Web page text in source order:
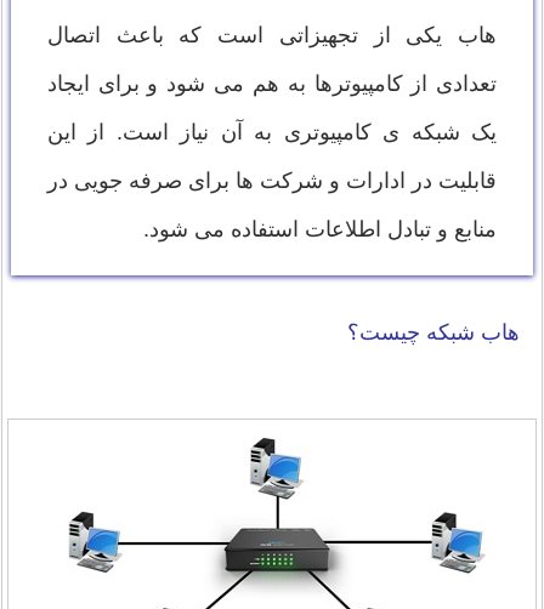
هاب یکی از تجهیزاتی است که باعث اتصال
تعدادی از کامپیوترها به هم می شود و برای ایجاد
یک شبکه ی کامپیوتری به آن نیاز است. از این
قابلیت در ادارات و شرکت ها برای صرفه جویی در
منابع و تبادل اطلاعات استفاده می شود.
هاب شبکه چیست؟